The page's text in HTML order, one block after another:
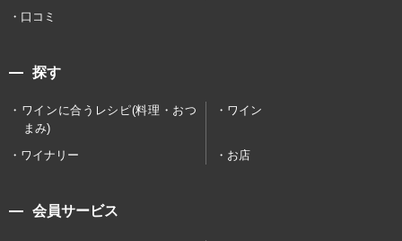
口コミ
探す
ワインに合うレシピ(料理・おつ
まみ)
ワイン
ワイナリー お店
会員サービス